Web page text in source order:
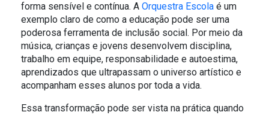
forma sensível e contínua. A Orquestra Escola é um
exemplo claro de como a educação pode ser uma
poderosa ferramenta de inclusão social. Por meio da
música, crianças e jovens desenvolvem disciplina,
trabalho em equipe, responsabilidade e autoestima,
aprendizados que ultrapassam o universo artístico e
acompanham esses alunos por toda a vida.
Essa transformação pode ser vista na prática quando